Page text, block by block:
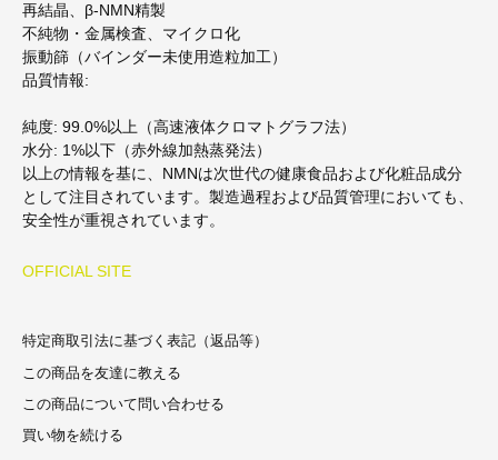
再結晶、β-NMN精製
不純物・金属検査、マイクロ化
振動篩（バインダー未使用造粒加工）
品質情報:
純度: 99.0%以上（高速液体クロマトグラフ法）
水分: 1%以下（赤外線加熱蒸発法）
以上の情報を基に、NMNは次世代の健康食品および化粧品成分
として注目されています。製造過程および品質管理においても、
安全性が重視されています。
OFFICIAL SITE
特定商取引法に基づく表記（返品等）
この商品を友達に教える
この商品について問い合わせる
買い物を続ける